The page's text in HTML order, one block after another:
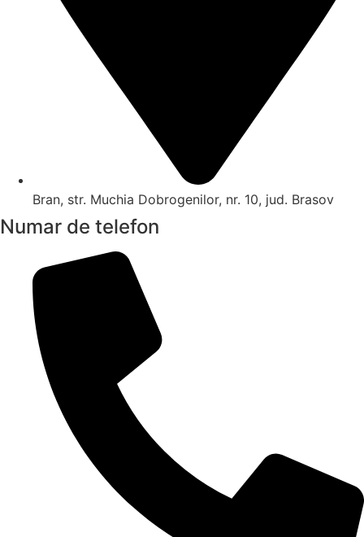
Bran, str. Muchia Dobrogenilor, nr. 10, jud. Brasov
Numar de telefon